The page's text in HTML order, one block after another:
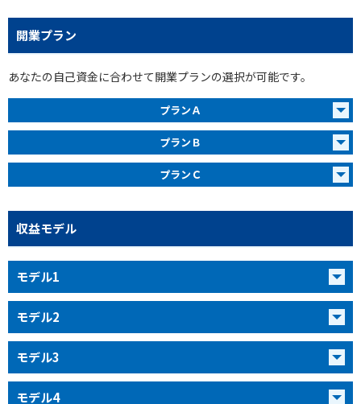
開業プラン
あなたの自己資金に合わせて開業プランの選択が可能です。
プランＡ
プランＢ
プランＣ
収益モデル
モデル1
モデル2
モデル3
モデル4